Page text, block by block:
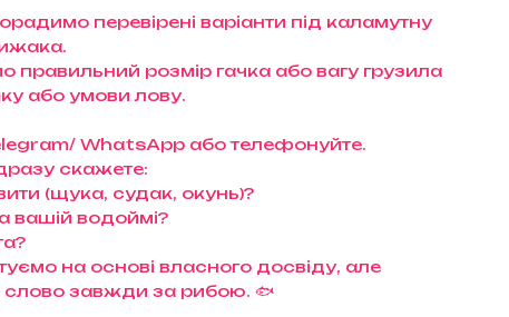
перевірені варіанти під каламутну
правильний розмір гачка або вагу грузила
або умови лову.
WhatsApp або телефонуйте.
скажете:
(щука, судак, окунь)?
вашій водоймі?
на основі власного досвіду, але
слово завжди за рибою. 🐟